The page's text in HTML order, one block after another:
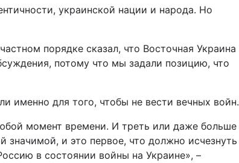
украинской нации и народа. Но
порядке сказал, что Восточная Украина
потому что мы задали позицию, что
именно для того, чтобы не вести вечных войн.
момент времени. И треть или даже больше
значимой, и это первое, что должно исчезнуть
в состоянии войны на Украине», –